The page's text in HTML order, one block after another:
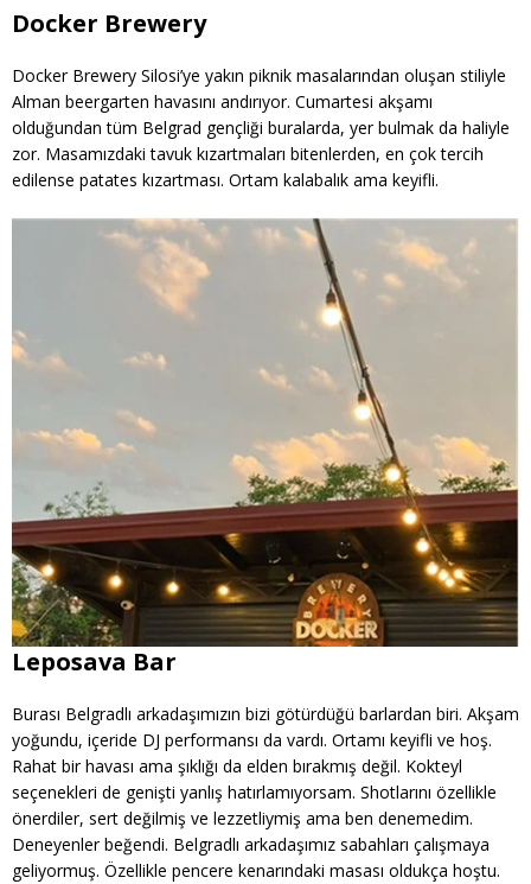
Docker Brewery
Docker Brewery Silosi’ye yakın piknik masalarından oluşan stiliyle
Alman beergarten havasını andırıyor. Cumartesi akşamı
olduğundan tüm Belgrad gençliği buralarda, yer bulmak da haliyle
zor. Masamızdaki tavuk kızartmaları bitenlerden, en çok tercih
edilense patates kızartması. Ortam kalabalık ama keyifli.
Leposava Bar
Burası Belgradlı arkadaşımızın bizi götürdüğü barlardan biri. Akşam
yoğundu, içeride DJ performansı da vardı. Ortamı keyifli ve hoş.
Rahat bir havası ama şıklığı da elden bırakmış değil. Kokteyl
seçenekleri de genişti yanlış hatırlamıyorsam. Shotlarını özellikle
önerdiler, sert değilmiş ve lezzetliymiş ama ben denemedim.
Deneyenler beğendi. Belgradlı arkadaşımız sabahları çalışmaya
geliyormuş. Özellikle pencere kenarındaki masası oldukça hoştu.